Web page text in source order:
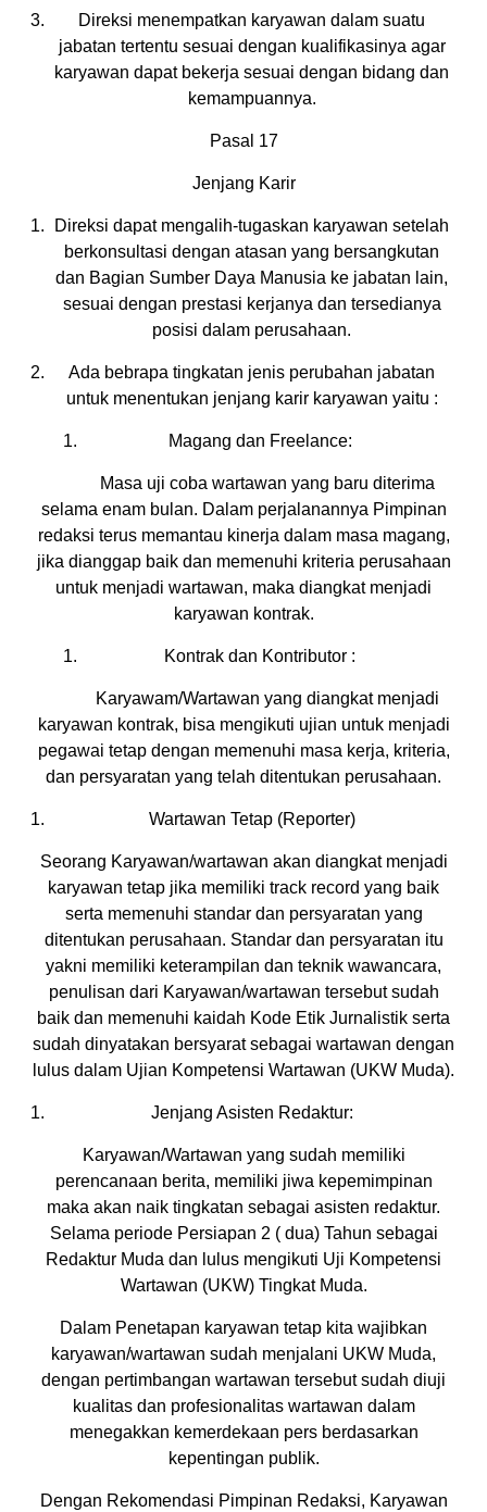
Direksi menempatkan karyawan dalam suatu
jabatan tertentu sesuai dengan kualifikasinya agar
karyawan dapat bekerja sesuai dengan bidang dan
kemampuannya.
Pasal 17
Jenjang Karir
Direksi dapat mengalih-tugaskan karyawan setelah
berkonsultasi dengan atasan yang bersangkutan
dan Bagian Sumber Daya Manusia ke jabatan lain,
sesuai dengan prestasi kerjanya dan tersedianya
posisi dalam perusahaan.
Ada bebrapa tingkatan jenis perubahan jabatan
untuk menentukan jenjang karir karyawan yaitu :
Magang dan Freelance:
Masa uji coba wartawan yang baru diterima
selama enam bulan. Dalam perjalanannya Pimpinan
redaksi terus memantau kinerja dalam masa magang,
jika dianggap baik dan memenuhi kriteria perusahaan
untuk menjadi wartawan, maka diangkat menjadi
karyawan kontrak.
Kontrak dan Kontributor :
Karyawam/Wartawan yang diangkat menjadi
karyawan kontrak, bisa mengikuti ujian untuk menjadi
pegawai tetap dengan memenuhi masa kerja, kriteria,
dan persyaratan yang telah ditentukan perusahaan.
Wartawan Tetap (Reporter)
Seorang Karyawan/wartawan akan diangkat menjadi
karyawan tetap jika memiliki track record yang baik
serta memenuhi standar dan persyaratan yang
ditentukan perusahaan. Standar dan persyaratan itu
yakni memiliki keterampilan dan teknik wawancara,
penulisan dari Karyawan/wartawan tersebut sudah
baik dan memenuhi kaidah Kode Etik Jurnalistik serta
sudah dinyatakan bersyarat sebagai wartawan dengan
lulus dalam Ujian Kompetensi Wartawan (UKW Muda).
Jenjang Asisten Redaktur:
Karyawan/Wartawan yang sudah memiliki
perencanaan berita, memiliki jiwa kepemimpinan
maka akan naik tingkatan sebagai asisten redaktur.
Selama periode Persiapan 2 ( dua) Tahun sebagai
Redaktur Muda dan lulus mengikuti Uji Kompetensi
Wartawan (UKW) Tingkat Muda.
Dalam Penetapan karyawan tetap kita wajibkan
karyawan/wartawan sudah menjalani UKW Muda,
dengan pertimbangan wartawan tersebut sudah diuji
kualitas dan profesionalitas wartawan dalam
menegakkan kemerdekaan pers berdasarkan
kepentingan publik.
Dengan Rekomendasi Pimpinan Redaksi, Karyawan